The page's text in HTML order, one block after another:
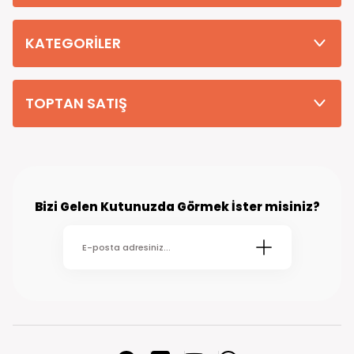
teslim edilmektedir. (kırsal köy kasaba gibi yerlere bu süre 7 güne
KATEGORİLER
TOPTAN SATIŞ
Bizi Gelen Kutunuzda Görmek İster misiniz?